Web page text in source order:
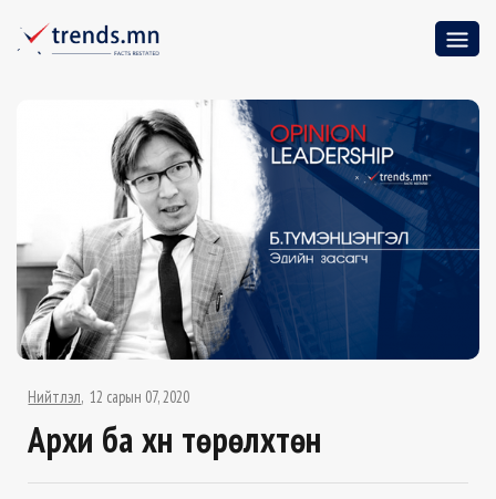
Нийтлэл 12 сарын 07, 2020
Архи ба хүн тѳрѳлхтѳн